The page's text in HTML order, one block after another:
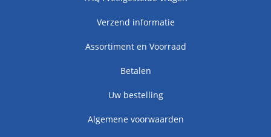
Verzend informatie
Assortiment en Voorraad
Betalen
Uw bestelling
Algemene voorwaarden